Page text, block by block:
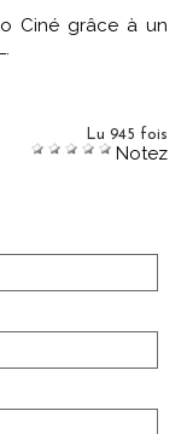
Ciné grâce à un
Lu 945 fois
Notez